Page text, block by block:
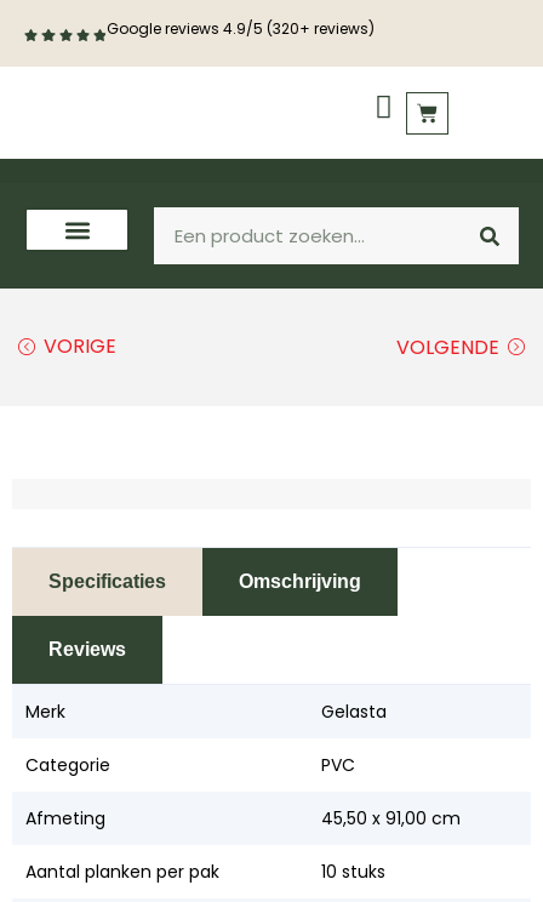
Google reviews 4.9/5 (320+ reviews)
VORIGE VOLGENDE
Specificaties Omschrijving
Reviews
Merk Gelasta
Categorie PVC
Afmeting 45,50 x 91,00 cm
Aantal planken per pak 10 stuks